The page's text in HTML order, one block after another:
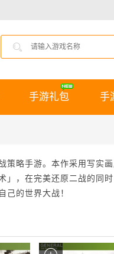
手游礼包 手
略手游。本作采用写实
，在完美还原二战的同
己的世界大战！